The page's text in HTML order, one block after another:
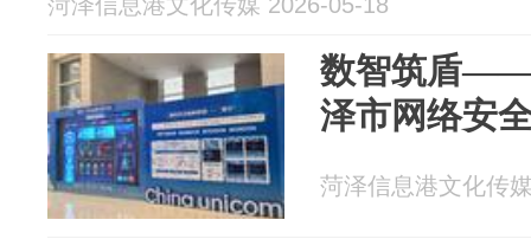
数智筑盾——
泽市网络安
菏泽信息港文化传